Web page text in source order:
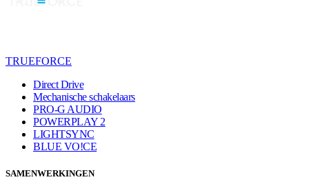
TRUEFORCE
Direct Drive
Mechanische schakelaars
PRO-G AUDIO
POWERPLAY 2
LIGHTSYNC
BLUE VO!CE
SAMENWERKINGEN